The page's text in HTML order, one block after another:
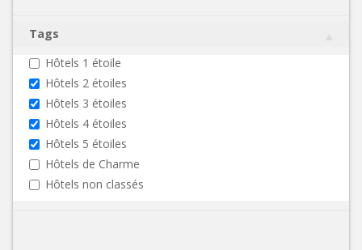
Tags
Hôtels 1 étoile
Hôtels 2 étoiles
Hôtels 3 étoiles
Hôtels 4 étoiles
Hôtels 5 étoiles
Hôtels de Charme
Hôtels non classés